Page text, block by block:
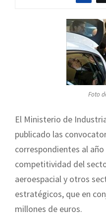
Foto
El Ministerio de
publicado las
correspondientes al
competitividad del
aeroespacial y otros
estratégicos, que en
millones de euros.